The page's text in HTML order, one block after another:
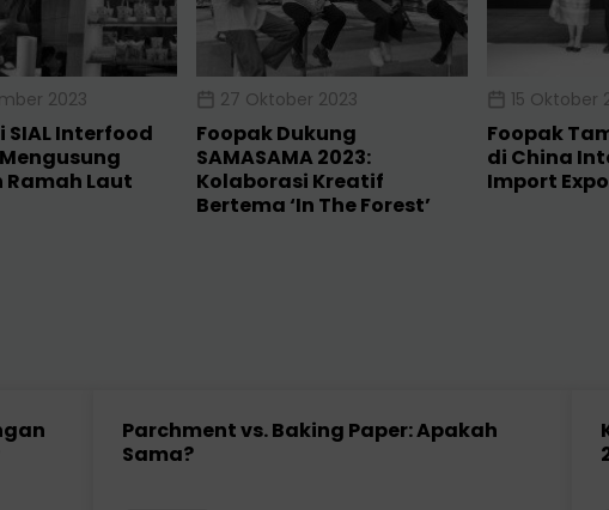
2023
SIAL Interfood
Ramah Laut
27 Oktober 2023
Foopak Dukung
SAMASAMA 2023:
Kolaborasi Kreatif
Bertema ‘In The Forest’
15 Oktober
Foopak
di China
Import
Parchment vs. Baking Paper: Apakah
Sama?